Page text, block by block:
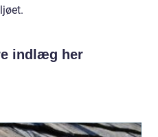
indlæg her